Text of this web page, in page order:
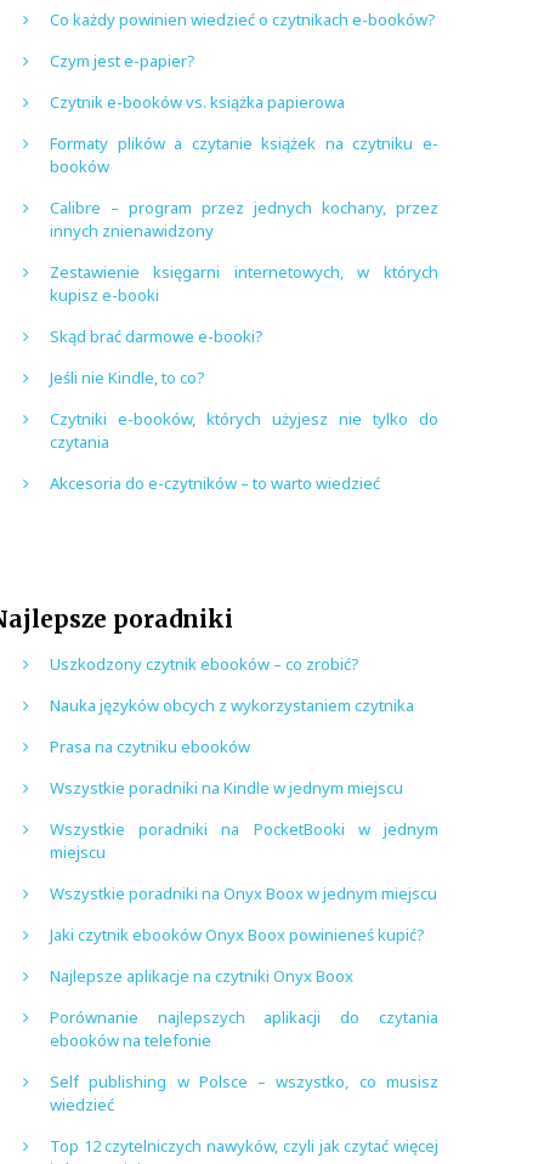
Co każdy powinien wiedzieć o czytnikach e-booków?
Czym jest e-papier?
Czytnik e-booków vs. książka papierowa
Formaty plików a czytanie książek na czytniku e-
booków
Calibre – program przez jednych kochany, przez
innych znienawidzony
Zestawienie księgarni internetowych, w których
kupisz e-booki
Skąd brać darmowe e-booki?
Jeśli nie Kindle, to co?
Czytniki e-booków, których użyjesz nie tylko do
czytania
Akcesoria do e-czytników – to warto wiedzieć
poradniki
Uszkodzony czytnik ebooków – co zrobić?
Nauka języków obcych z wykorzystaniem czytnika
Prasa na czytniku ebooków
Wszystkie poradniki na Kindle w jednym miejscu
Wszystkie poradniki na PocketBooki w jednym
miejscu
Wszystkie poradniki na Onyx Boox w jednym miejscu
Jaki czytnik ebooków Onyx Boox powinieneś kupić?
Najlepsze aplikacje na czytniki Onyx Boox
Porównanie najlepszych aplikacji do czytania
ebooków na telefonie
Self publishing w Polsce – wszystko, co musisz
wiedzieć
Top 12 czytelniczych nawyków, czyli jak czytać więcej